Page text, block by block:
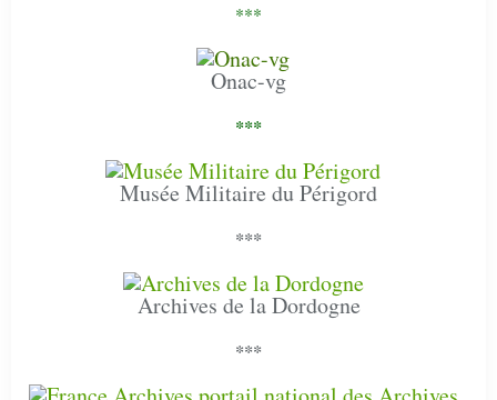
***
Onac-vg
***
Musée Militaire du Périgord
***
Archives de la Dordogne
***